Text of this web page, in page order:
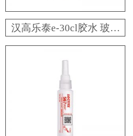
汉高乐泰e-30cl胶水 玻璃
金属陶瓷乐泰e-30cl环氧
树脂胶 百乐粘胶原装现
货